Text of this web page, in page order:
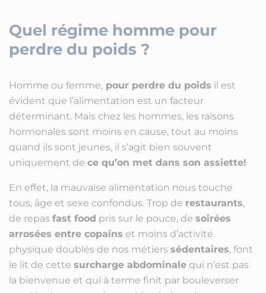
Quel régime homme pour
perdre du poids ?
Homme ou femme, pour perdre du poids il est
évident que l’alimentation est un facteur
déterminant. Mais chez les hommes, les raisons
hormonales sont moins en cause, tout au moins
quand ils sont jeunes, il s’agit bien souvent
uniquement de ce qu’on met dans son assiette!
En effet, la mauvaise alimentation nous touche
tous, âge et sexe confondus. Trop de restaurants,
de repas fast food pris sur le pouce, de soirées
arrosées entre copains et moins d’activité
physique doublés de nos métiers sédentaires, font
le lit de cette surcharge abdominale qui n’est pas
la bienvenue et qui à terme finit par bouleverser